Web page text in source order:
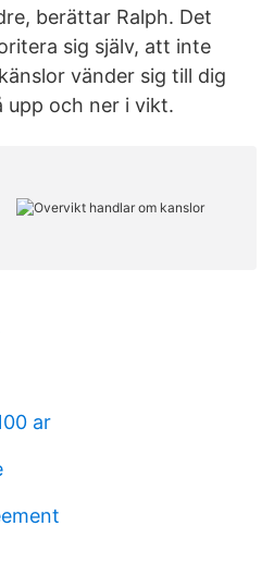
berättar Ralph. Det
sig själv, att inte
vänder sig till dig
och ner i vikt.
ar